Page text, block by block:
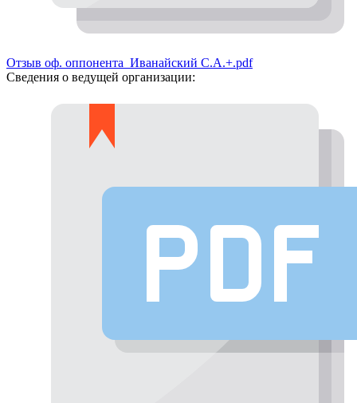
Отзыв оф. оппонента_Иванайский С.А.+.pdf
Сведения о ведущей организации: